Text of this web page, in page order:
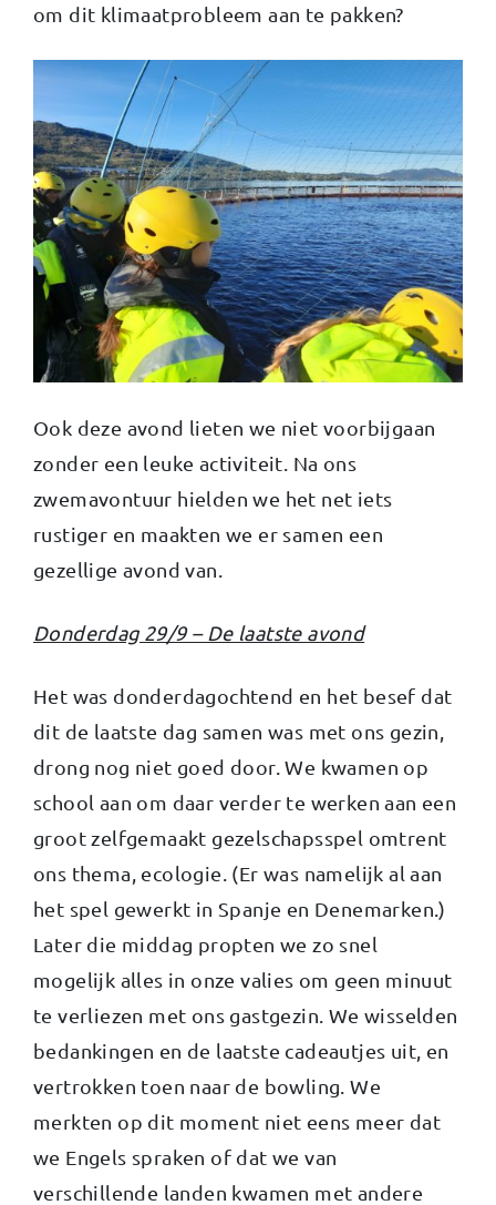
om dit klimaatprobleem aan te pakken?
Ook deze avond lieten we niet voorbijgaan
zonder een leuke activiteit. Na ons
zwemavontuur hielden we het net iets
rustiger en maakten we er samen een
gezellige avond van.
Donderdag 29/9 – De laatste avond
Het was donderdagochtend en het besef dat
dit de laatste dag samen was met ons gezin,
drong nog niet goed door. We kwamen op
school aan om daar verder te werken aan een
groot zelfgemaakt gezelschapsspel omtrent
ons thema, ecologie. (Er was namelijk al aan
het spel gewerkt in Spanje en Denemarken.)
Later die middag propten we zo snel
mogelijk alles in onze valies om geen minuut
te verliezen met ons gastgezin. We wisselden
bedankingen en de laatste cadeautjes uit, en
vertrokken toen naar de bowling. We
merkten op dit moment niet eens meer dat
we Engels spraken of dat we van
verschillende landen kwamen met andere